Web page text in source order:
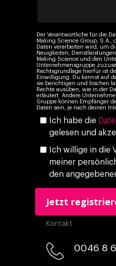
Der Verantwortliche für die
Making Science Group, S.A.,
Daten verarbeiten wird, um
Neuigkeiten,
Making Science und den
Unternehmensgruppe
Rechtsgrundlage hierfür ist
Einwilligung. Du kannst auf
sie berichtigen und löschen
Rechte ausüben, wie in der
erläutert. Andere
Gruppe können Empfänger
Daten sein, je nach deinen
Ich habe die
gelesen und
Ich willige in die
meiner
den
Kontakt
0046 8